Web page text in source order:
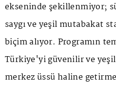
ekseninde şekillenmiyor;
saygı ve yeşil mutabakat
biçim alıyor. Programın
Türkiye'yi güvenilir ve
merkez üssü haline